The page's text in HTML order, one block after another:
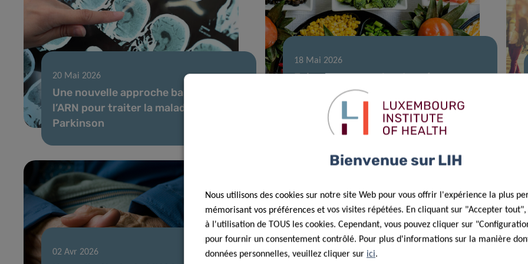
20 Mai 2026
Une nouvelle approche basée sur
l’ARN pour traiter la maladie de
Parkinson
18 Mai 2026
Faire progresser les données
nationales sur l’apport alimentaire et
l’évaluation des risques chimiques et
nutritionnels au Luxembourg
02 Avr 2026
Bienvenue sur LIH
Nous utilisons des cookies sur notre site Web pour vous offrir l'expérience la plus
mémorisant vos préférences et vos visites répétées. En cliquant sur "Accepter tout",
à l'utilisation de TOUS les cookies. Cependant, vous pouvez cliquer sur
pour fournir un consentement contrôlé. Pour plus d'informations sur la manière
données personnelles, veuillez cliquer sur ici.